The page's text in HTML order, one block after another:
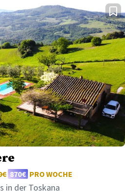
870€ PRO WOCHE
in der Toskana